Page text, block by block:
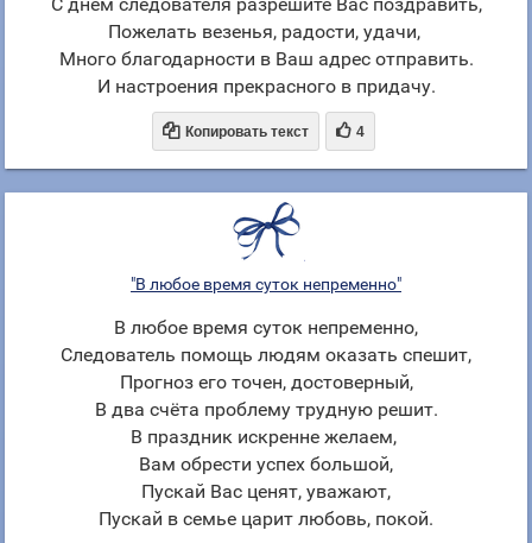
Пожелать везенья, радости, удачи,
Много благодарности в Ваш адрес отправить.
И настроения прекрасного в придачу.
 Копировать текст  4
"В любое время суток непременно"
В любое время суток непременно,
Следователь помощь людям оказать спешит,
Прогноз его точен, достоверный,
В два счёта проблему трудную решит.
В праздник искренне желаем,
Вам обрести успех большой,
Пускай Вас ценят, уважают,
Пускай в семье царит любовь, покой.